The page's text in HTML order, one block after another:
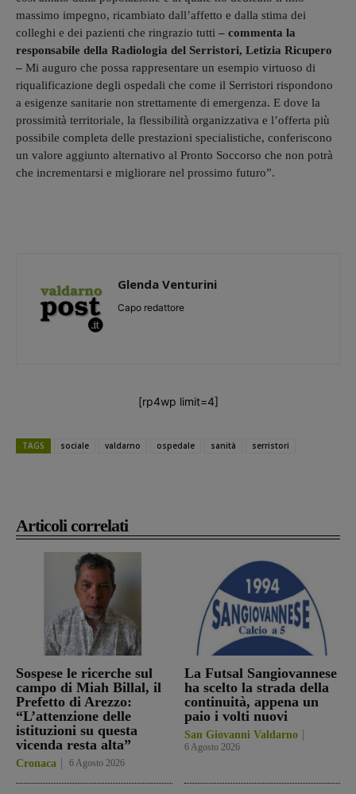
Articoli correlati
Sospese le ricerche sul
campo di Miah Billal, il
Prefetto di Arezzo:
“L’attenzione delle
istituzioni su questa
vicenda resta alta”
Cronaca 6 Agosto 2026
La Futsal Sangiovannese
ha scelto la strada della
continuità, appena un
paio i volti nuovi
San Giovanni Valdarno
6 Agosto 2026
massimo impegno, ricambiato dall’affetto e dalla stima dei
colleghi e dei pazienti che ringrazio tutti – commenta la
responsabile della Radiologia del Serristori, Letizia Ricupero
– Mi auguro che possa rappresentare un esempio virtuoso di
riqualificazione degli ospedali che come il Serristori rispondono
a esigenze sanitarie non strettamente di emergenza. E dove la
prossimità territoriale, la flessibilità organizzativa e l’offerta più
possibile completa delle prestazioni specialistiche, conferiscono
un valore aggiunto alternativo al Pronto Soccorso che non potrà
che incrementarsi e migliorare nel prossimo futuro”.
Glenda Venturini
Capo redattore
[rp4wp limit=4]
TAGS sociale valdarno ospedale sanità serristori